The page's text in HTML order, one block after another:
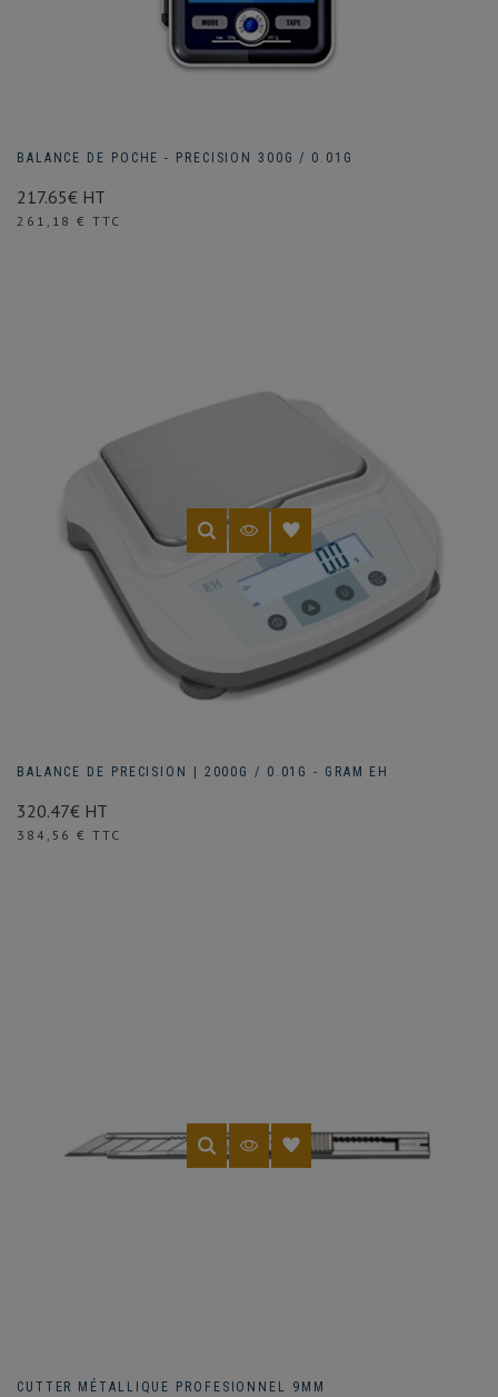
BALANCE DE POCHE - PRECISION 300G / 0.01G
217.65€ HT
Prix
261,18 € TTC
BALANCE DE PRECISION | 2000G / 0.01G - GRAM EH
320.47€ HT
Prix
384,56 € TTC
CUTTER MÉTALLIQUE PROFESIONNEL 9MM